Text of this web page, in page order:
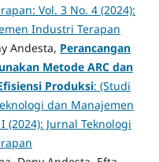
Vol. 3 No. 4 (2024):
Industri Terapan
Andesta, Perancangan
Metode ARC dan
Produksi: (Studi
dan Manajemen
(2024): Jurnal Teknologi